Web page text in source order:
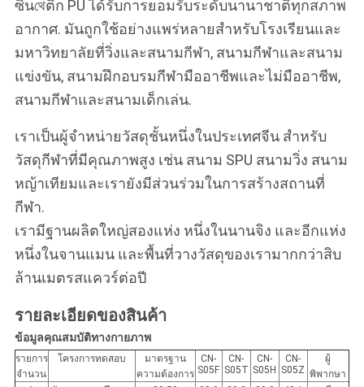
ซินথেติก PU ได้รับการยอมรับระดับนานาชาติทุกสภาพ
อากาศ. มันถูกใช้อย่างแพร่หลายสําหรับโรงเรียนและ
มหาวิทยาลัยที่วิ่งและสนามกีฬา, สนามกีฬาและสนาม
แข่งขัน, สนามฝึกอบรมกีฬามืออาชีพและไม่มืออาชีพ,
สนามกีฬาและสนามเด็กเล่น.
เราเป็นผู้จําหน่ายวัสดุชั้นหนึ่งในประเทศจีน สําหรับ
วัสดุกีฬาที่มีคุณภาพสูง เช่น สนาม SPU สนามวิ่ง สนาม
หญ้าเทียมและเรายังมีส่วนร่วมในการสร้างสถานที่
กีฬา.
เรามีฐานผลิตใหญ่สองแห่ง หนึ่งในนานจิง และอีกแห่ง
หนึ่งในจานแมน และพื้นที่วางวัสดุของเรามากกว่าสิบ
ล้านเมตรสแควร์ต่อปี
รายละเอียดของสินค้า
ข้อมูลคุณสมบัติทางกายภาพ
รายการ
จํานวน
โครงการทดสอบ
มาตรฐาน
ความต้องการ
CN-
S05F
CN-
S05T
CN-
S05H
CN-
S05Z
ผู้
พิพากษา